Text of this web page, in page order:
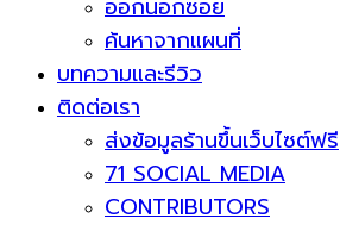
ออกนอกซอย
ค้นหาจากแผนที่
บทความและรีวิว
ติดต่อเรา
ส่งข้อมูลร้านขึ้นเว็บไซต์ฟรี
71 SOCIAL MEDIA
CONTRIBUTORS